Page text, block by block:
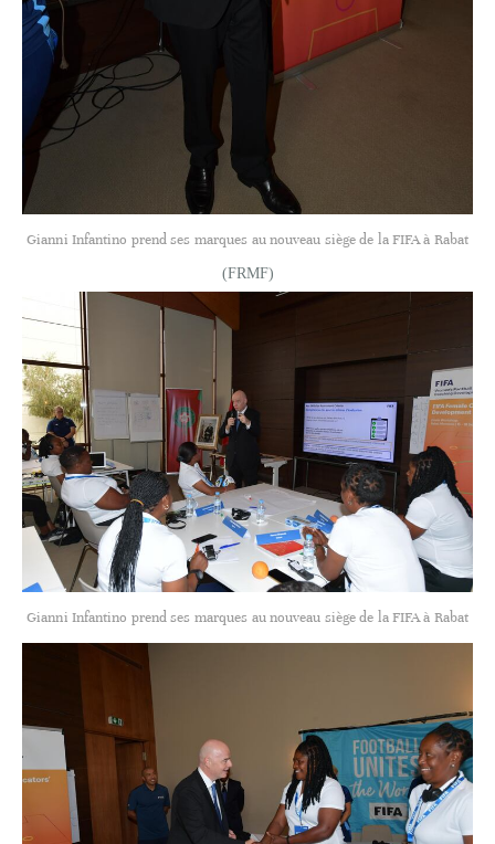
Gianni Infantino prend ses marques au nouveau siège de la FIFA à Rabat
(FRMF)
Gianni Infantino prend ses marques au nouveau siège de la FIFA à Rabat